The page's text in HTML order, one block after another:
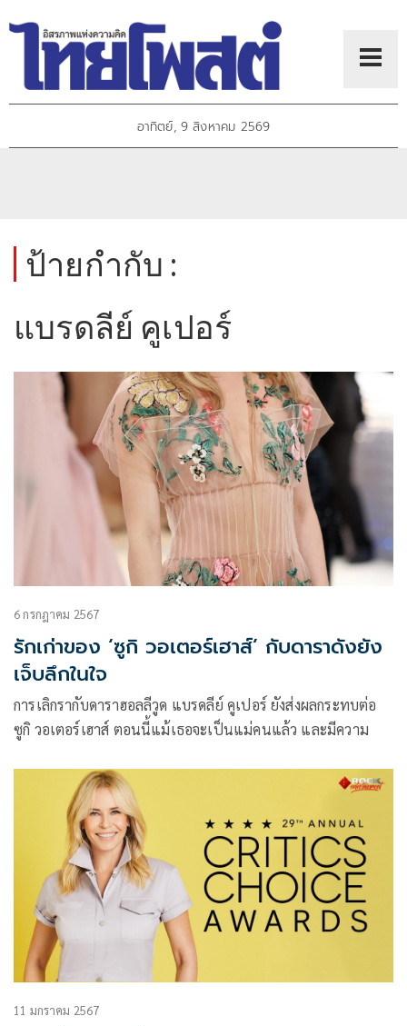
อาทิตย์, 9 สิงหาคม 2569
ป้ายกำกับ :
แบรดลีย์ คูเปอร์
6 กรกฎาคม 2567
รักเก่าของ ‘ซูกิ วอเตอร์เฮาส์’ กับดาราดังยัง
เจ็บลึกในใจ
การเลิกรากับดาราฮอลลีวูด แบรดลีย์ คูเปอร์ ยังส่งผลกระทบต่อ
ซูกิ วอเตอร์เฮาส์ ตอนนี้แม้เธอจะเป็นแม่คนแล้ว และมีความ
11 มกราคม 2567